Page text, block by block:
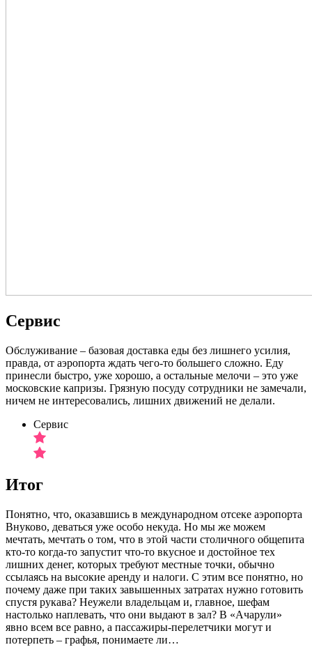
Сервис
Обслуживание – базовая доставка еды без лишнего усилия,
правда, от аэропорта ждать чего-то большего сложно. Еду
принесли быстро, уже хорошо, а остальные мелочи – это уже
московские капризы. Грязную посуду сотрудники не замечали,
ничем не интересовались, лишних движений не делали.
Сервис
Итог
Понятно, что, оказавшись в международном отсеке аэропорта
Внуково, деваться уже особо некуда. Но мы же можем
мечтать, мечтать о том, что в этой части столичного общепита
кто-то когда-то запустит что-то вкусное и достойное тех
лишних денег, которых требуют местные точки, обычно
ссылаясь на высокие аренду и налоги. С этим все понятно, но
почему даже при таких завышенных затратах нужно готовить
спустя рукава? Неужели владельцам и, главное, шефам
настолько наплевать, что они выдают в зал? В «Ачарули»
явно всем все равно, а пассажиры-перелетчики могут и
потерпеть – графья, понимаете ли…